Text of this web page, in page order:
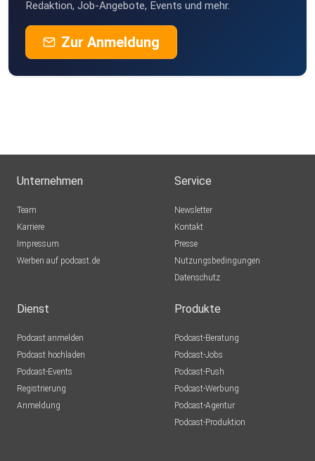
Redaktion, Job-Angebote, Events und mehr.
Zur Anmeldung
Unternehmen
Team
Karriere
Impressum
Werben auf podcast.de
Service
Newsletter
Kontakt
Presse
Nutzungsbedingungen
Datenschutz
Dienst
Podcast anmelden
Podcast hochladen
Podcast-Events
Registrierung
Anmeldung
Produkte
Podcast-Beratung
Podcast-Jobs
Podcast-Push
Podcast-Werbung
Podcast-Agentur
Podcast-Produktion